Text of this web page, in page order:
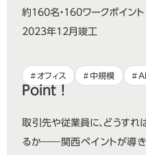
約160名・160ワークポイント
2023年12月竣工
オフィス 中規模
Point !
取引先や従業員に、どうすれ
るか――関西ペイントが導き